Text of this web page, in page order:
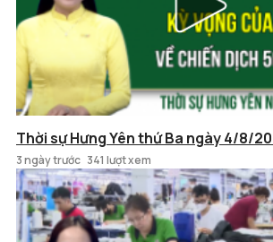
Thời sự Hưng Yên thứ Ba ngày 4/8/
3 ngày trước 341 lượt xem